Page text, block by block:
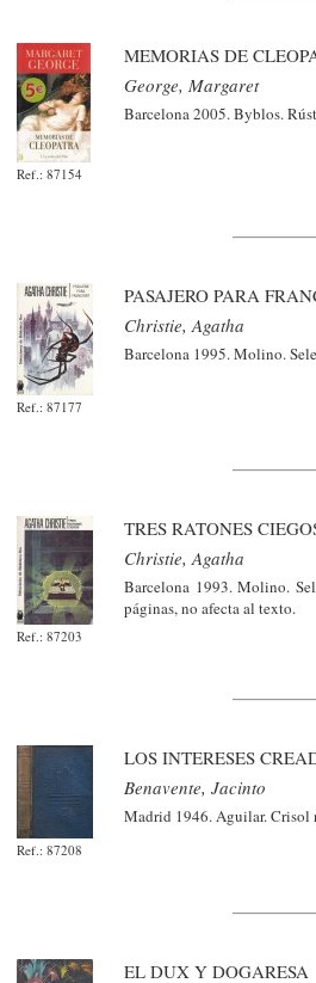
Ref.: 87154
MEMORIAS DE
George, Margaret
Barcelona 2005. Byblos.
Ref.: 87177
PASAJERO PARA
Christie, Agatha
Barcelona 1995. Molino.
Ref.: 87203
TRES RATONES
Christie, Agatha
Barcelona 1993. Molino.
páginas, no afecta al texto.
Ref.: 87208
LOS INTERESES
Benavente, Jacinto
Madrid 1946. Aguilar. Crisol
EL DUX Y DOGARESA